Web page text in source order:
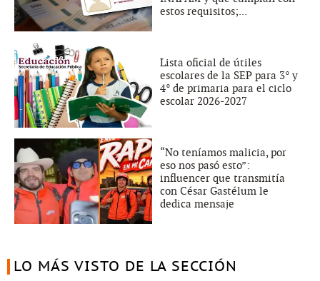
estos requisitos;...
Lista oficial de útiles
escolares de la SEP para 3° y
4° de primaria para el ciclo
escolar 2026-2027
“No teníamos malicia, por
eso nos pasó esto”:
influencer que transmitía
con César Gastélum le
dedica mensaje
LO MÁS VISTO DE LA SECCIÓN